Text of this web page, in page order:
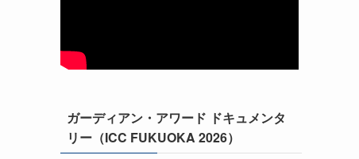
ガーディアン・アワード ドキュメンタ
リー（ICC FUKUOKA 2026）